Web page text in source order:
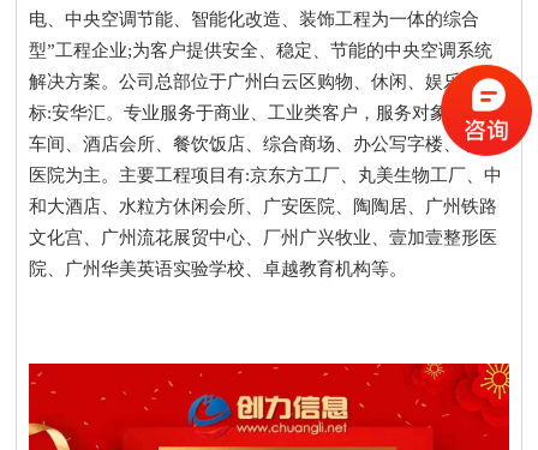
电、中央空调节能、智能化改造、装饰工程为一体的综合
型”工程企业;为客户提供安全、稳定、节能的中央空调系统
解决方案。公司总部位于广州白云区购物、休闲、娱乐新地
标:安华汇。专业服务于商业、工业类客户，服务对象以工厂
车间、酒店会所、餐饮饭店、综合商场、办公写字楼、学校
医院为主。主要工程项目有:京东方工厂、丸美生物工厂、中
和大酒店、水粒方休闲会所、广安医院、陶陶居、广州铁路
文化宫、广州流花展贸中心、厂州广兴牧业、壹加壹整形医
院、广州华美英语实验学校、卓越教育机构等。